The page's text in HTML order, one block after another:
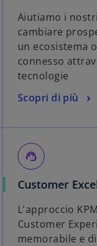
Aiutiamo i
cambiare
un ecosistema
connesso
tecnologie
Scopri di più
support_agent
Customer
L'approccio
Customer
memorabile e